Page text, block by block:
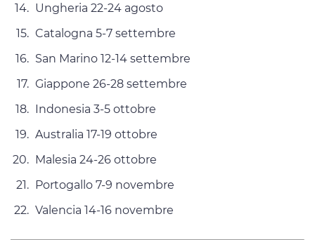
Ungheria 22-24 agosto
Catalogna 5-7 settembre
San Marino 12-14 settembre
Giappone 26-28 settembre
Indonesia 3-5 ottobre
Australia 17-19 ottobre
Malesia 24-26 ottobre
Portogallo 7-9 novembre
Valencia 14-16 novembre